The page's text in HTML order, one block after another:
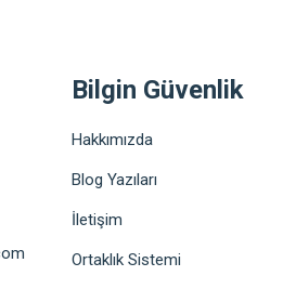
Bilgin Güvenlik
Hakkımızda
Blog Yazıları
İletişim
Ortaklık Sistemi